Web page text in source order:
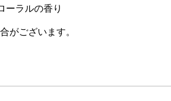
ーラルの香り
がございます。